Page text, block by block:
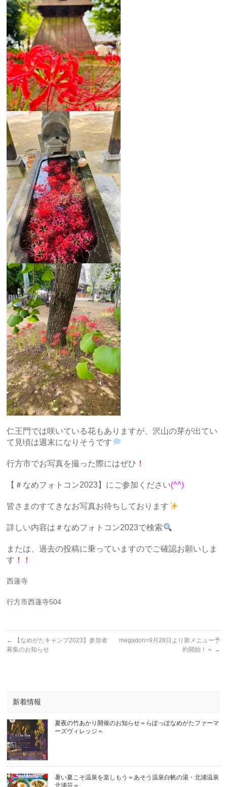
仁王門では咲いている花もありますが、沢山の芽が出てい
て見頃は週末になりそうです
行方市でお写真を撮った際にはぜひ ！
【＃なめフォトコン2023】にご参加ください(^^)
皆さまのすてきなお写真お待ちしております
詳しい内容は＃なめフォトコン2023で検索
または、過去の投稿に乗っていますのでご確認お願いしま
す ！！
西蓮寺
行方市西蓮寺504
←
【なめがたキャンプ2023】参加者
募集のお知らせ
megadon=9月28日より新メニュー予
約開始！＝ →
新着情報
夏夜の竹あかり開催のお知らせ＝らぽっぽなめがたファーマ
ーズヴィレッジ＝
暑い夏こそ温泉を楽しもう＝あそう温泉白帆の湯・北浦温泉
北浦荘＝